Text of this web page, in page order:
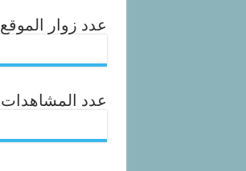
عدد زوار الموقع
عدد المشاهدات